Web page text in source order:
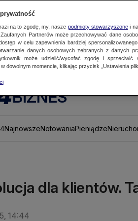
BIZNES
NajnowszeNotowaniaPieniądze
dla klientów.
14:44
na to zgodę, my, nasze podmioty stowarzyszonei
Partnerów może przechowywać dane
w celu zapewnienia bardziej
danych osobowych zebranych z danych
może udzielić/wycofać zgodę i
dowolnym momencie, klikając przycisk „Ustawienia